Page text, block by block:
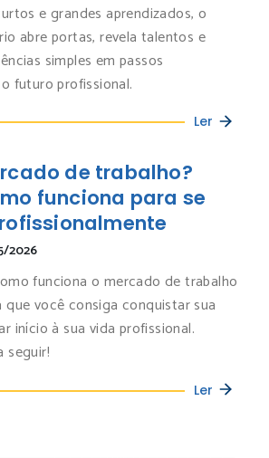
e grandes aprendizados, o
abre portas, revela talentos e
simples em passos
futuro profissional.
Ler
de trabalho?
funciona para se
2026
funciona o mercado de trabalho
você consiga conquistar sua
início à sua vida profissional.
seguir!
Ler